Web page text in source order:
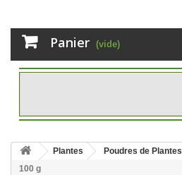
Panier (vide)
Plantes Poudres de Plantes
100 g